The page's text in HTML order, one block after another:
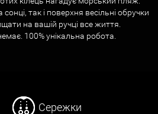
так і поверхня весільні обручки
на вашій ручці все життя.
100% унікальна робота.
Сережки